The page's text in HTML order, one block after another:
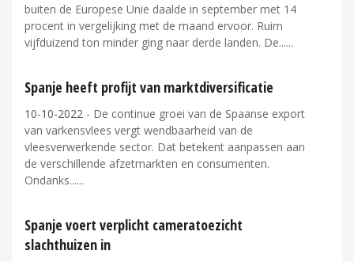
buiten de Europese Unie daalde in september met 14
procent in vergelijking met de maand ervoor. Ruim
vijfduizend ton minder ging naar derde landen. De...
Spanje heeft profijt van marktdiversificatie
10-10-2022 - De continue groei van de Spaanse export
van varkensvlees vergt wendbaarheid van de
vleesverwerkende sector. Dat betekent aanpassen aan
de verschillende afzetmarkten en consumenten.
Ondanks...
Spanje voert verplicht cameratoezicht
slachthuizen in